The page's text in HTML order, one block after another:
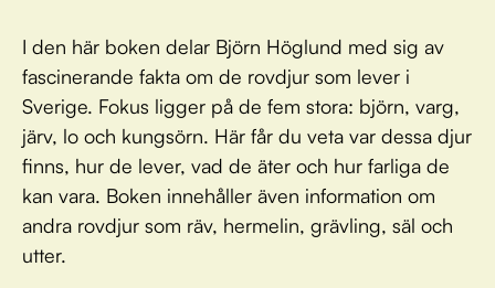
I den här boken delar Björn Höglund med sig av
fascinerande fakta om de rovdjur som lever i
Sverige. Fokus ligger på de fem stora: björn, varg,
järv, lo och kungsörn. Här får du veta var dessa djur
finns, hur de lever, vad de äter och hur farliga de
kan vara. Boken innehåller även information om
andra rovdjur som räv, hermelin, grävling, säl och
utter.